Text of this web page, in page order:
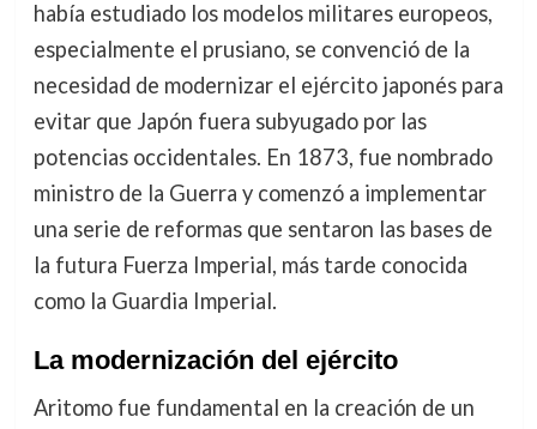
había estudiado los modelos militares europeos,
especialmente el prusiano, se convenció de la
necesidad de modernizar el ejército japonés para
evitar que Japón fuera subyugado por las
potencias occidentales. En 1873, fue nombrado
ministro de la Guerra y comenzó a implementar
una serie de reformas que sentaron las bases de
la futura Fuerza Imperial, más tarde conocida
como la Guardia Imperial.
La modernización del ejército
Aritomo fue fundamental en la creación de un